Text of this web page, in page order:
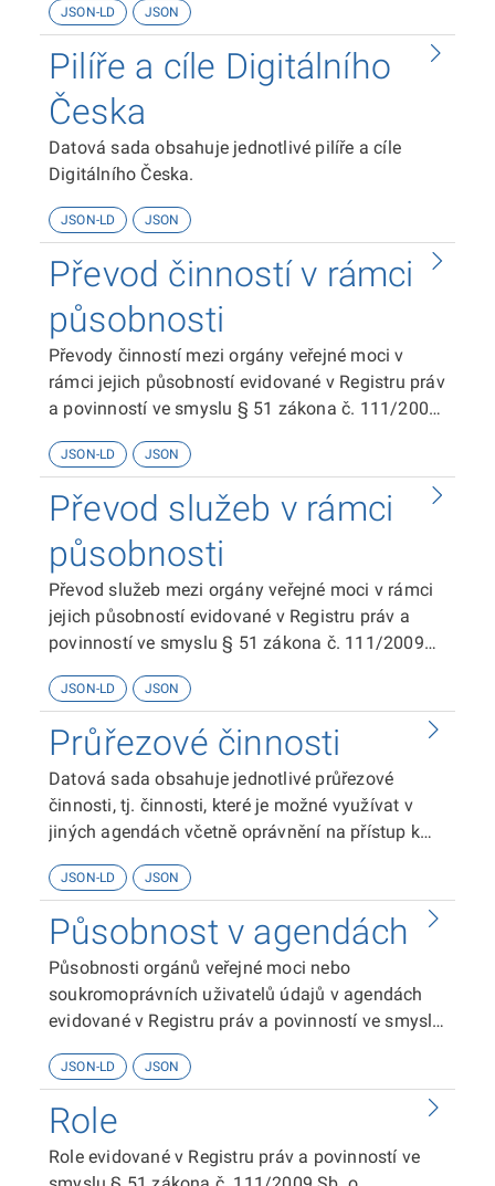
JSON-LD JSON
Pilíře a cíle Digitálního
Česka
Datová sada obsahuje jednotlivé pilíře a cíle
Digitálního Česka.
JSON-LD JSON
Převod činností v rámci
působnosti
Převody činností mezi orgány veřejné moci v
rámci jejich působností evidované v Registru práv
a povinností ve smyslu § 51 zákona č. 111/2009
JSON-LD JSON
Převod služeb v rámci
působnosti
Převod služeb mezi orgány veřejné moci v rámci
jejich působností evidované v Registru práv a
povinností ve smyslu § 51 zákona č. 111/2009
JSON-LD JSON
Průřezové činnosti
Datová sada obsahuje jednotlivé průřezové
činnosti, tj. činnosti, které je možné využívat v
jiných agendách včetně oprávnění na přístup k
činnost.
JSON-LD JSON
Působnost v agendách
Působnosti orgánů veřejné moci nebo
soukromoprávních uživatelů údajů v agendách
evidované v Registru práv a povinností ve smyslu
registrech.
JSON-LD JSON
Role
Role evidované v Registru práv a povinností ve